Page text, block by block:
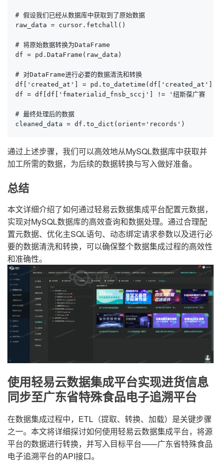
# 假设我们已经从数据库中获取到了原始数据
raw_data = cursor.fetchall()
# 将原始数据转换为DataFrame
df = pd.DataFrame(raw_data)
# 对DataFrame进行必要的数据清洗和转换
df['created_at'] = pd.to_datetime(df['created_at'])
df = df[df['fmaterialid_fnsb_sccj'] != '纽斯葆广赛 （广东
# 最终处理后的数据
cleaned_data = df.to_dict(orient='records')
通过上述步骤，我们可以高效地从MySQL数据库中获取并
加工所需的数据，为后续的数据转换与写入做好准备。
总结
本文详细介绍了如何通过轻易云数据集成平台配置元数据，
实现对MySQL数据库的高效查询和数据处理。通过合理配
置元数据、优化主SQL语句、动态绑定请求参数以及进行必
要的数据清洗和转换，可以确保整个数据集成过程的高效性
和准确性。
使用轻易云数据集成平台实现进货信息
同步至广东省特殊食品电子追溯平台
在数据集成过程中，ETL（提取、转换、加载）是关键步骤
之一。本文将详细探讨如何使用轻易云数据集成平台，将源
平台的数据进行转换，并写入目标平台——广东省特殊食品
电子追溯平台的API接口。